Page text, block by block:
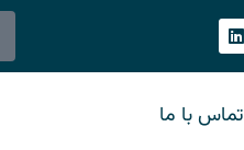
تماس با ما